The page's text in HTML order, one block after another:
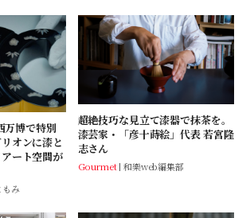
万博で特別
オンに漆と
ート空間が
もみ
超絶技巧な見立て漆器で抹茶を。
漆芸家・「彦十蒔絵」代表 若宮隆
志さん
Gourmet 和樂web編集部